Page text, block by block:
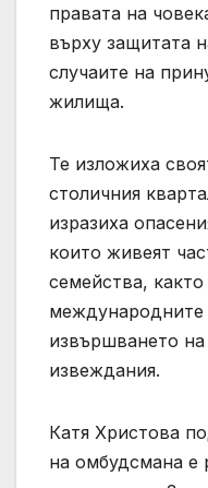
правата на
върху защитата
случаите на
жилища.
Те изложиха
столичния
изразиха
които живеят
семейства,
международните
извършването
извеждания.
Катя Христова
на омбудсмана е